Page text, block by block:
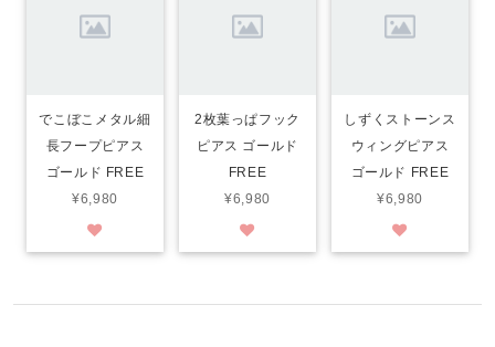
でこぼこメタル細
長フープピアス
ゴールド FREE
¥6,980
2枚葉っぱフック
ピアス ゴールド
FREE
¥6,980
しずくストーンス
ウィングピアス
ゴールド FREE
¥6,980